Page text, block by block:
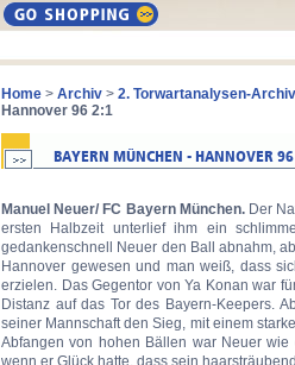
Home > Archiv > 2. Torwartanalysen-Archiv
Hannover 96 2:1
Manuel Neuer/ FC Bayern München.Der
ersten Halbzeit unterlief ihm ein
gedankenschnell Neuer den Ball abnahm,
Hannover gewesen und man weiß, dass
erzielen. Das Gegentor von Ya Konan war
Distanz auf das Tor des Bayern-Keepers.
seiner Mannschaft den Sieg, mit einem
Abfangen von hohen Bällen war Neuer
wenn er Glück hatte, dass sein